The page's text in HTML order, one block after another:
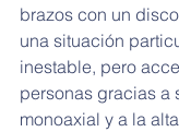
brazos con un
una situación
inestable, pero
personas gracias a
monoaxial y a la